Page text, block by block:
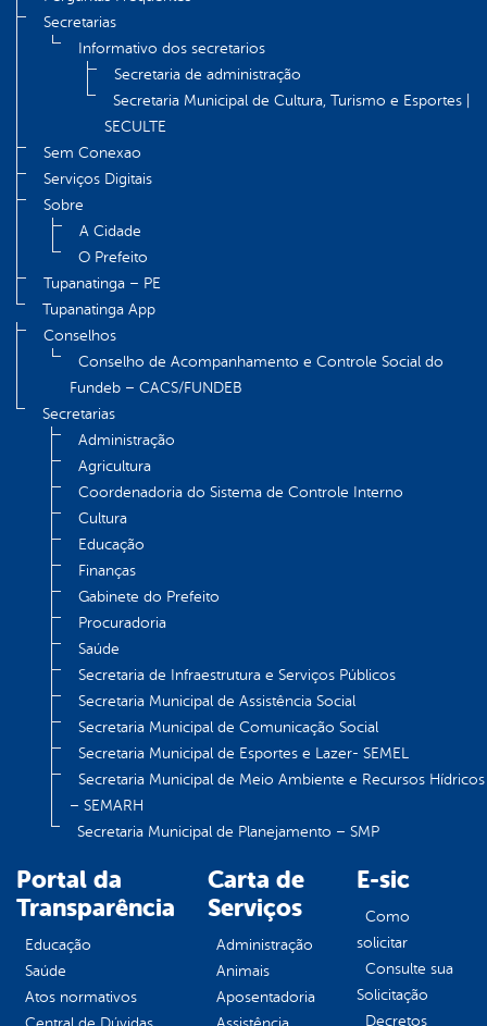
Secretarias
Informativo dos secretarios
Secretaria de administração
Secretaria Municipal de Cultura, Turismo e Esportes |
SECULTE
Sem Conexao
Serviços Digitais
Sobre
A Cidade
O Prefeito
Tupanatinga – PE
Tupanatinga App
Conselhos
Conselho de Acompanhamento e Controle Social do
Fundeb – CACS/FUNDEB
Secretarias
Administração
Agricultura
Coordenadoria do Sistema de Controle Interno
Cultura
Educação
Finanças
Gabinete do Prefeito
Procuradoria
Saúde
Secretaria de Infraestrutura e Serviços Públicos
Secretaria Municipal de Assistência Social
Secretaria Municipal de Comunicação Social
Secretaria Municipal de Esportes e Lazer- SEMEL
Secretaria Municipal de Meio Ambiente e Recursos Hídricos
– SEMARH
Secretaria Municipal de Planejamento – SMP
Portal da
Transparência
Educação
Saúde
Atos normativos
Carta de
Serviços
Administração
Animais
Aposentadoria
E-sic
Como
solicitar
Consulte sua
Solicitação
Decretos